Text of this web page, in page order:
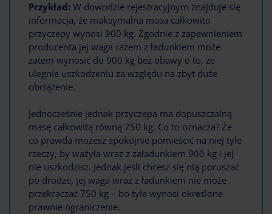
Przykład: W dowodzie rejestracyjnym znajduje się
informacja, że maksymalna masa całkowita
przyczepy wynosi 900 kg. Zgodnie z zapewnieniem
producenta jej waga razem z ładunkiem może
zatem wynosić do 900 kg bez obawy o to, że
ulegnie uszkodzeniu za względu na zbyt duże
obciążenie.
Jednocześnie jednak przyczepa ma dopuszczalną
masę całkowitą równą 750 kg. Co to oznacza? Że
co prawda możesz spokojnie pomieścić na niej tyle
rzeczy, by ważyła wraz z załadunkiem 900 kg i jej
nie uszkodzisz. Jednak jeśli chcesz się nią poruszać
po drodze, jej waga wraz z ładunkiem nie może
przekraczać 750 kg – bo tyle wynosi określone
prawnie ograniczenie.